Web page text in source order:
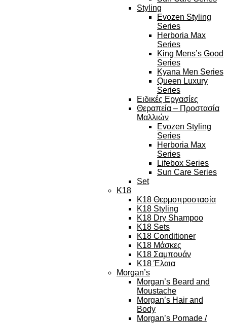
Styling
Evozen Styling
Series
Herboria Max
Series
King Mens’s Good
Series
Kyana Men Series
Queen Luxury
Series
Ειδικές Εργασίες
Θεραπεία – Προστασία
Μαλλιών
Evozen Styling
Series
Herboria Max
Series
Lifebox Series
Sun Care Series
Set
K18
K18 Θερμοπροστασία
K18 Styling
K18 Dry Shampoo
K18 Sets
K18 Conditioner
K18 Μάσκες
K18 Σαμπουάν
K18 Έλαια
Morgan’s
Morgan’s Beard and
Moustache
Morgan’s Hair and
Body
Morgan’s Pomade /